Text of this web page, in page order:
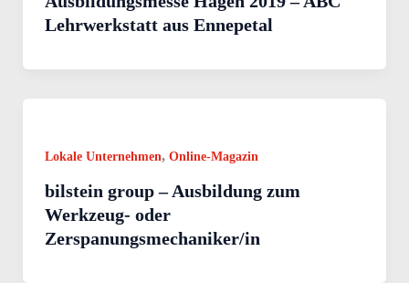
Lehrwerkstatt aus Ennepetal
Lokale Unternehmen, Online-Magazin
bilstein group – Ausbildung zum
Werkzeug- oder
Zerspanungsmechaniker/in